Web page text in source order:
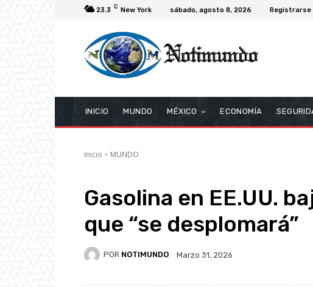
23.3 C New York sábado, agosto 8, 2026 Registrarse
INICIO MUNDO MÉXICO ECONOMÍA
Inicio MUNDO
Gasolina en EE.UU.
que “se desplomará”
POR NOTIMUNDO Marzo 31, 2026